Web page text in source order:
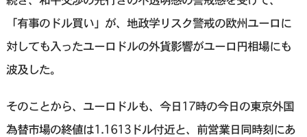
「有事のドル買い」が、地政学リスク警戒の欧州ユーロに
対しても入ったユーロドルの外貨影響がユーロ円相場にも
波及した。
そのことから、ユーロドルも、今日17時の今日の東京外国
為替市場の終値は1.1613ドル付近と、前営業日同時刻にあ